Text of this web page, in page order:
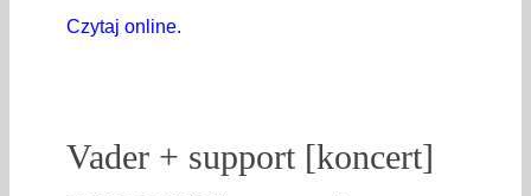
Czytaj online.
Vader + support [koncert]